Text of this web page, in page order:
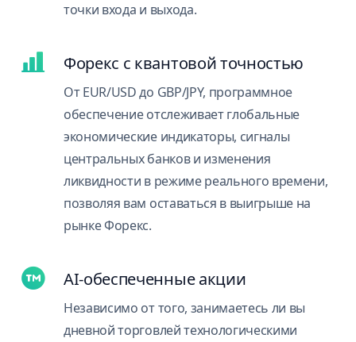
точки входа и выхода.
Форекс с квантовой точностью
От EUR/USD до GBP/JPY, программное
обеспечение отслеживает глобальные
экономические индикаторы, сигналы
центральных банков и изменения
ликвидности в режиме реального времени,
позволяя вам оставаться в выигрыше на
рынке Форекс.
AI-обеспеченные акции
Независимо от того, занимаетесь ли вы
дневной торговлей технологическими